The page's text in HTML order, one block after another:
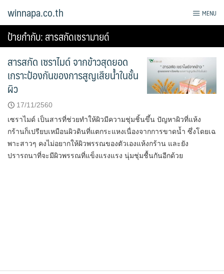
winnapa.co.th MENU
ป้ายกำกับ:สารสกัดเซรามายด์
สารสกัด เซราไมด์ จากข้าวสุดยอด
เกราะป้องกันของการสูญเสียน้ำในชั้น
ผิว
17/11/2560
เซราไมด์ เป็นสารที่ช่วยทำให้ผิวมีความชุ่มชิ้นขึ้น ปัญหาผิวที่แห้ง
กร้านก็เปรียบเหมือนผิวดินที่แตกระแหงเนื่องจากการขาดน้ำ ซึ่งโดยเฉ
พาะสาวๆ คงไม่อยากให้ผิวพรรณของตัวเองแห้งกร้าน และยัง
ปรารถนาที่จะมีผิวพรรณที่แข็งแรงแรง นุ่มชุ่มชื้นกันอีกด้วย